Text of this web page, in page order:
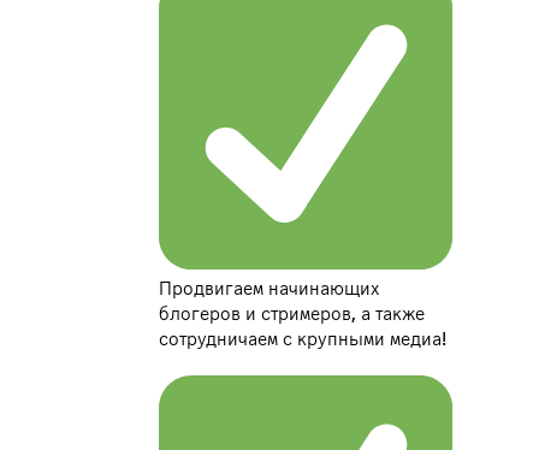
Продвигаем начинающих
блогеров и стримеров, а также
сотрудничаем с крупными медиа!